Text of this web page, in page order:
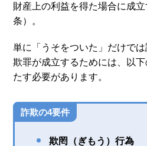
財産上の利益を得た場合に成
条）。
単に「うそをついた」だけで
欺罪が成立するためには、以
たす必要があります。
詐欺の4要件
欺罔（ぎもう）行為